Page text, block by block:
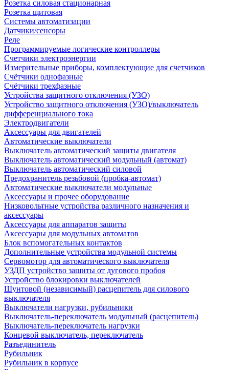
Розетка силовая стационарная
Розетка щитовая
Системы автоматизации
Датчики/сенсоры
Реле
Программируемые логические контроллеры
Счетчики электроэнергии
Измерительные приборы, комплектующие для счетчиков
Счётчики однофазные
Счётчики трехфазные
Устройства защитного отключения (УЗО)
Устройство защитного отключения (УЗО)/выключатель
дифференциального тока
Электродвигатели
Аксессуары для двигателей
Автоматические выключатели
Выключатель автоматический защиты двигателя
Выключатель автоматический модульный (автомат)
Выключатель автоматический силовой
Предохранитель резьбовой (пробка-автомат)
Автоматические выключатели модульные
Аксессуары и прочее оборудование
Низковольтные устройства различного назначения и
аксессуары
Аксессуары для аппаратов защиты
Аксессуары для модульных автоматов
Блок вспомогательных контактов
Дополнительные устройства модульной системы
Сервомотор для автоматического выключателя
УЗДП устройство защиты от дугового пробоя
Устройство блокировки выключателей
Шунтовой (независимый) расцепитель для силового
выключателя
Выключатели нагрузки, рубильники
Выключатель-переключатель модульный (расцепитель)
Выключатель-переключатель нагрузки
Концевой выключатель, переключатель
Разъединитель
Рубильник
Рубильник в корпусе